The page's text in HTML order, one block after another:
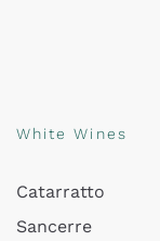
White Wines
Catarratto
Sancerre